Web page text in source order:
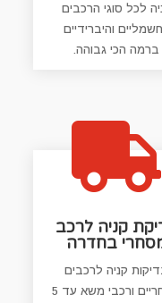

קניה לרכב
בחדרה
קניה לרכבים
מסחריים ורכבי משא עד 5
לכל סוגי הרכבים
והיברידיים
ברמה הכי גבוהה.